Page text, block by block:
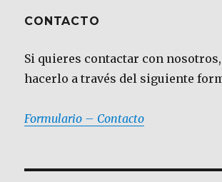
CONTACTO
Si quieres contactar con
hacerlo a través del siguiente
Formulario – Contacto